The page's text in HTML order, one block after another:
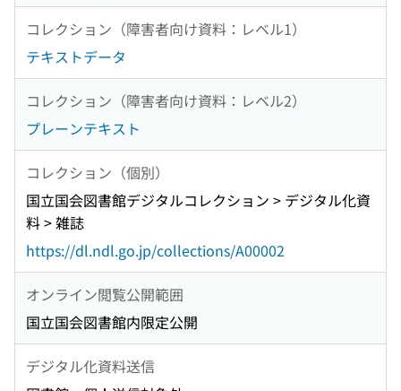
コレクション（障害者向け資料：レベル1）
テキストデータ
コレクション（障害者向け資料：レベル2）
プレーンテキスト
コレクション（個別）
国立国会図書館デジタルコレクション > デジタル化資
料 > 雑誌
https://dl.ndl.go.jp/collections/A00002
オンライン閲覧公開範囲
国立国会図書館内限定公開
デジタル化資料送信